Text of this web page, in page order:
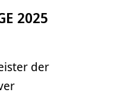
2025
der